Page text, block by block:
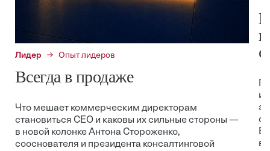
Лидер Опыт лидеров
Всегда в продаже
Что мешает коммерческим директорам
становиться CEO и каковы их сильные стороны —
в новой колонке Антона Стороженко,
сооснователя и президента консалтинговой
в